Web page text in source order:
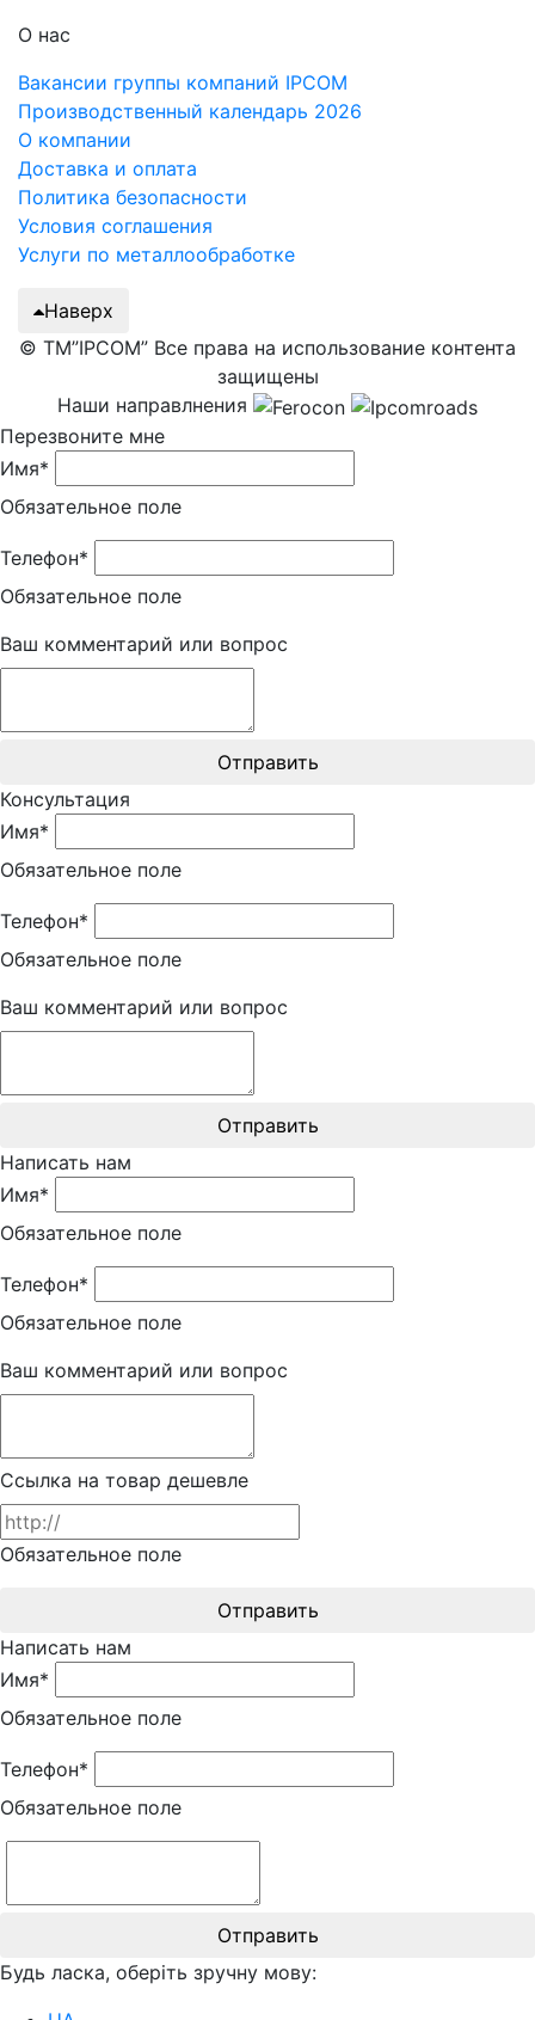
О нас
Вакансии группы компаний IPCOM
Производственный календарь 2026
О компании
Доставка и оплата
Политика безопасности
Условия соглашения
Услуги по металлообработке
Наверх
© ТМ”IPCOM” Все права на использование контента
защищены
Наши направлнения
Перезвоните мне
Имя*
Обязательное поле
Телефон*
Обязательное поле
Ваш комментарий или вопрос
Отправить
Консультация
Имя*
Обязательное поле
Телефон*
Обязательное поле
Ваш комментарий или вопрос
Отправить
Написать нам
Имя*
Обязательное поле
Телефон*
Обязательное поле
Ваш комментарий или вопрос
Ссылка на товар дешевле
Обязательное поле
Отправить
Написать нам
Имя*
Обязательное поле
Телефон*
Обязательное поле
Отправить
Будь ласка, оберіть зручну мову: